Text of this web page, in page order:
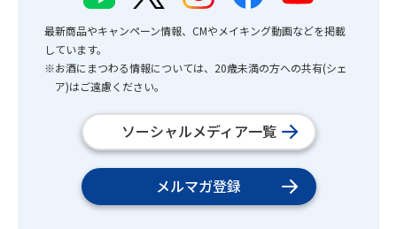
最新商品やキャンペーン情報、CMやメイキング動画などを掲載
しています。
※お酒にまつわる情報については、20歳未満の方への共有(シェ
ア)はご遠慮ください。
ソーシャルメディア一覧
メルマガ登録